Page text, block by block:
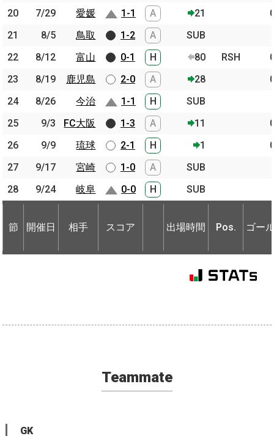
20 7/29 愛媛 1-1 A 21
21
8/5 鳥取 1-2 A
SUB
22
8/12 富山 0-1 H 80 RSH
23
8/19 鹿児島 2-0 A 28
24
8/26 今治 1-1 H
SUB
25
9/3 FC大阪 1-3 A 11
26
9/9 琉球 2-1 H 1
27
9/17 宮崎 1-0 A
SUB
28
9/24 岐阜 0-0 H SUB
節 開催日 相手 スコア 出場時間 Pos. ゴー
20 7/29
愛媛
21
8/5
鳥取
22
8/12
富山
23
8/19
鹿児島
24
8/26
今治
25
9/3
FC大阪
26
9/9
琉球
27
9/17
宮崎
28
9/24 岐阜
節 開催日 相手
Teammate
GK